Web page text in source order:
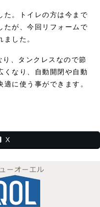
た。トイレの方は今まで
たが、今回リフォームで
した。
り、タンクレスなので節
くなり、自動開閉や自動
に使う事ができます。
X